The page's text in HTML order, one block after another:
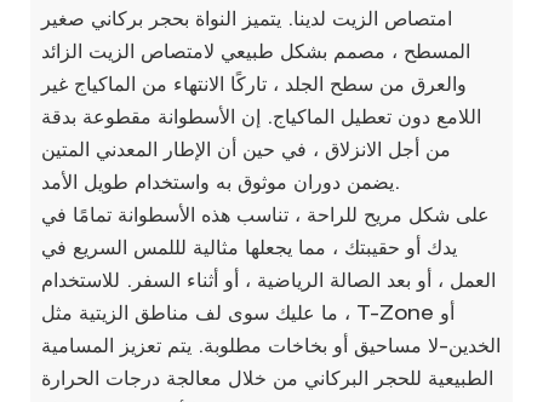
امتصاص الزيت لدينا. يتميز النواة بحجر بركاني صغير
المسطح ، مصمم بشكل طبيعي لامتصاص الزيت الزائد
والعرق من سطح الجلد ، تاركًا الانتهاء من الماكياج غير
اللامع دون تعطيل الماكياج. إن الأسطوانة مقطوعة بدقة
من أجل الانزلاق ، في حين أن الإطار المعدني المتين
يضمن دوران موثوق به واستخدام طويل الأمد.
على شكل مريح للراحة ، تناسب هذه الأسطوانة تمامًا في
يدك أو حقيبتك ، مما يجعلها مثالية لللمس السريع في
العمل ، أو بعد الصالة الرياضية ، أو أثناء السفر. للاستخدام
، ما عليك سوى لف مناطق الزيتية مثل T-Zone أو
الخدين-لا مساحيق أو بخاخات مطلوبة. يتم تعزيز المسامية
الطبيعية للحجر البركاني من خلال معالجة درجات الحرارة